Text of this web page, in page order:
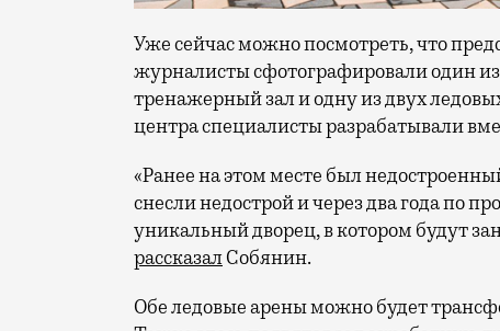
Уже сейчас можно посмотреть, что
журналисты сфотографировали один
тренажерный зал и одну из двух
центра специалисты разрабатывали
«Ранее на этом месте был
снесли недострой и через два года по
уникальный дворец, в котором будут
рассказалСобянин.
Обе ледовые арены можно будет